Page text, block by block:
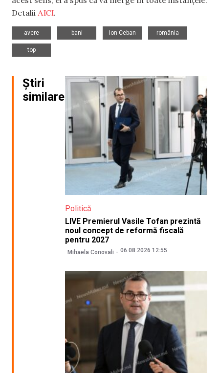
Detalii AICI.
avere
bani
Ion Ceban
românia
top
Știri
similare
Politică
LIVE Premierul Vasile Tofan prezintă
noul concept de reformă fiscală
pentru 2027
Mihaela Conovali 06.08.2026 12:55